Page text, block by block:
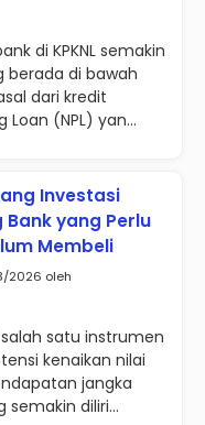
di KPKNL semakin
berada di bawah
dari kredit
(NPL) yan...
Investasi
yang Perlu
Membeli
2026 oleh
satu instrumen
kenaikan nilai
jangka
diliri...